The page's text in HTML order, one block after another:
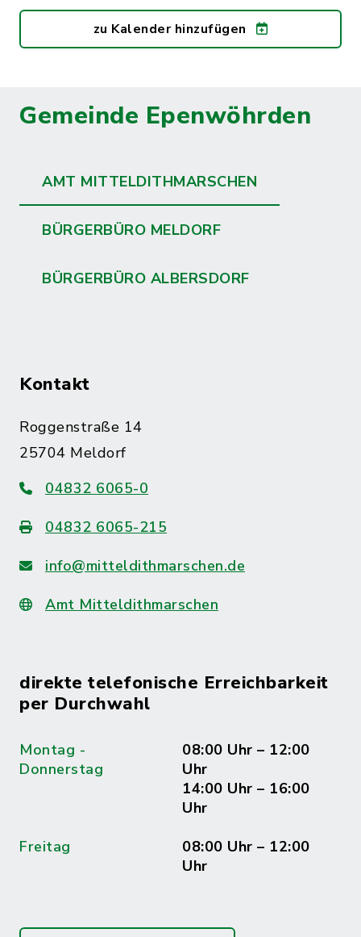
zu Kalender hinzufügen
Gemeinde Epenwöhrden
AMT MITTELDITHMARSCHEN
BÜRGERBÜRO MELDORF
BÜRGERBÜRO ALBERSDORF
Kontakt
Roggenstraße 14
25704 Meldorf
04832 6065-0
04832 6065-215
info@mitteldithmarschen.de
Amt Mitteldithmarschen
direkte telefonische Erreichbarkeit
per Durchwahl
Montag -
Donnerstag
08:00 Uhr – 12:00
Uhr
14:00 Uhr – 16:00
Uhr
Freitag
08:00 Uhr – 12:00
Uhr